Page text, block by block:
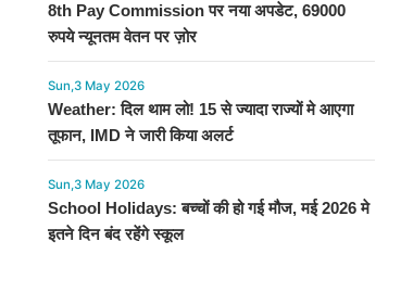
8th Pay Commission पर नया अपडेट, 69000
रुपये न्यूनतम वेतन पर ज़ोर
Sun,3 May 2026
Weather: दिल थाम लो! 15 से ज्यादा राज्यों मे आएगा
तूफान, IMD ने जारी किया अलर्ट
Sun,3 May 2026
School Holidays: बच्चों की हो गई मौज, मई 2026 मे
इतने दिन बंद रहेंगे स्कूल